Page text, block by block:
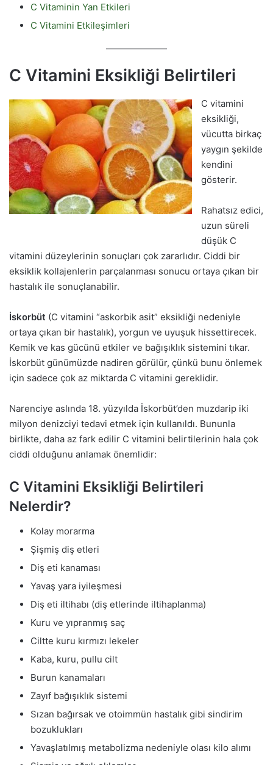
C Vitaminin Yan Etkileri
C Vitamini Etkileşimleri
C Vitamini Eksikliği Belirtileri
C vitamini
eksikliği,
vücutta birkaç
yaygın şekilde
kendini
gösterir.
Rahatsız edici,
uzun süreli
düşük C
vitamini düzeylerinin sonuçları çok zararlıdır. Ciddi bir
eksiklik kollajenlerin parçalanması sonucu ortaya çıkan bir
hastalık ile sonuçlanabilir.
İskorbüt (C vitamini “askorbik asit” eksikliği nedeniyle
ortaya çıkan bir hastalık), yorgun ve uyuşuk hissettirecek.
Kemik ve kas gücünü etkiler ve bağışıklık sistemini tıkar.
İskorbüt günümüzde nadiren görülür, çünkü bunu önlemek
için sadece çok az miktarda C vitamini gereklidir.
Narenciye aslında 18. yüzyılda İskorbüt’den muzdarip iki
milyon denizciyi tedavi etmek için kullanıldı. Bununla
birlikte, daha az fark edilir C vitamini belirtilerinin hala çok
ciddi olduğunu anlamak önemlidir:
C Vitamini Eksikliği Belirtileri
Nelerdir?
Kolay morarma
Şişmiş diş etleri
Diş eti kanaması
Yavaş yara iyileşmesi
Diş eti iltihabı (diş etlerinde iltihaplanma)
Kuru ve yıpranmış saç
Ciltte kuru kırmızı lekeler
Kaba, kuru, pullu cilt
Burun kanamaları
Zayıf bağışıklık sistemi
Sızan bağırsak ve otoimmün hastalık gibi sindirim
bozuklukları
Yavaşlatılmış metabolizma nedeniyle olası kilo alımı